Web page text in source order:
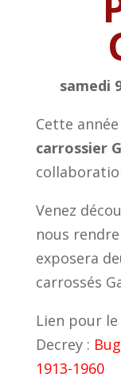
samedi
Cette
carrossier
Venez
nous
exposera
carrossés
Lien pour
Decrey :
1913-1960